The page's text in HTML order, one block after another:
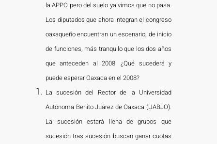
la APPO pero del suelo ya vimos que no pasa.
Los diputados que ahora integran el congreso
oaxaqueño encuentran un escenario, de inicio
de funciones, más tranquilo que los dos años
que anteceden al 2008. ¿Qué sucederá y
puede esperar Oaxaca en el 2008?
La sucesión del Rector de la Universidad
Autónoma Benito Juárez de Oaxaca (UABJO).
La sucesión estará llena de grupos que
sucesión tras sucesión buscan ganar cuotas